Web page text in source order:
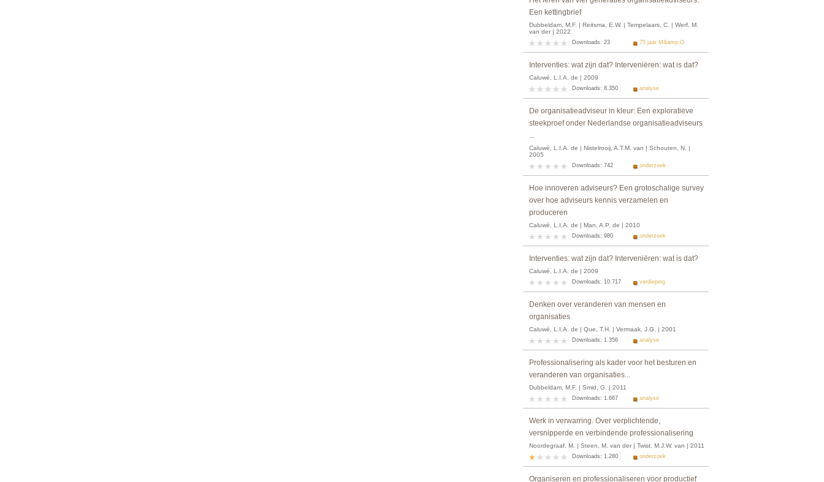
Een kettingbrief
Dubbeldam, M.F. | Reitsma, E.W. | Tempelaars, C. | Werf, M.
van der | 2022
Downloads: 23 75 jaar M&amp;O
Interventies: wat zijn dat? Interveniëren: wat is dat?
Caluwé, L.I.A. de | 2009
Downloads: 8.350 analyse
De organisatieadviseur in kleur: Een exploratieve
steekproef onder Nederlandse organisatieadviseurs
...
Caluwé, L.I.A. de | Nistelrooij, A.T.M. van | Schouten, N. |
2005
Downloads: 742 onderzoek
Hoe innoveren adviseurs? Een grotoschalige survey
over hoe adviseurs kennis verzamelen en
produceren
Caluwé, L.I.A. de | Man, A.P. de | 2010
Downloads: 980 onderzoek
Interventies: wat zijn dat? Interveniëren: wat is dat?
Caluwé, L.I.A. de | 2009
Downloads: 10.717 verdieping
Denken over veranderen van mensen en
organisaties
Caluwé, L.I.A. de | Que, T.H. | Vermaak, J.G. | 2001
Downloads: 1.356 analyse
Professionalisering als kader voor het besturen en
veranderen van organisaties...
Dubbeldam, M.F. | Smid, G. | 2011
Downloads: 1.667 analyse
Werk in verwarring. Over verplichtende,
versnipperde en verbindende professionalisering
Noordegraaf, M. | Steen, M. van der | Twist, M.J.W. van | 2011
Downloads: 1.280 onderzoek
Organiseren en professionaliseren voor productief